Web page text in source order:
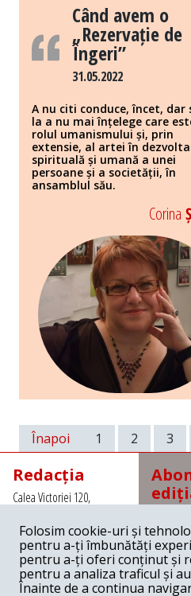
Când avem o
„Rezervație de
Îngeri”
31.05.2022
A nu citi conduce, încet, dar
la a nu mai înțelege care
rolul umanismului și, prin
extensie, al artei în
spirituală și umană a unei
persoane și a societății, în
ansamblul său.
Corina
Înapoi 1 2 3
Redacția
Calea Victoriei 120,
Romania
Tel: +4021 3112208
Fax: +4021 3141776
Email:
redactia@revista22.ro
cu
45 lei
Folosim cookie-uri și
pentru a-ți îmbunătăți
pentru a-ți oferi conținut și
pentru a analiza traficul și
Înainte de a continua